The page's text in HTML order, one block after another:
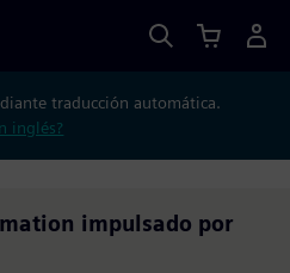
traducción automática.
inglés?
impulsado por